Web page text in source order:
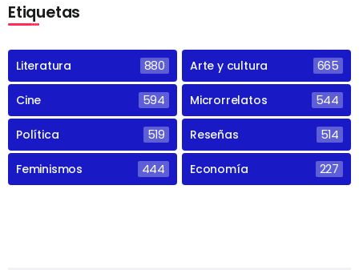
Etiquetas
Literatura 880 Arte y cultura 665
Cine 594 Microrrelatos 544
Política 519 Reseñas 514
Feminismos 444 Economía 227